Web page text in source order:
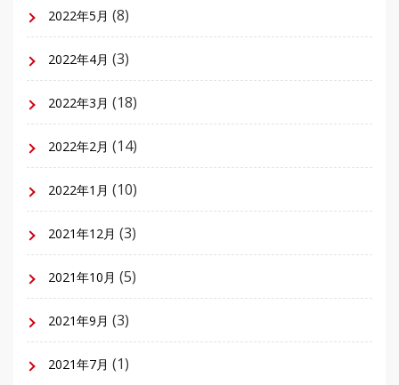
2022年5月 (8)
2022年4月 (3)
2022年3月 (18)
2022年2月 (14)
2022年1月 (10)
2021年12月 (3)
2021年10月 (5)
2021年9月 (3)
2021年7月 (1)